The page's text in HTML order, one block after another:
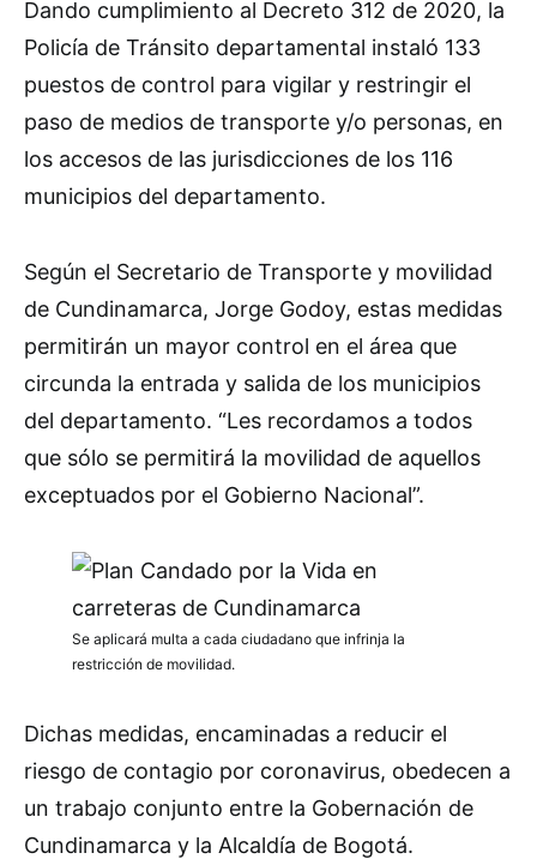
Dando cumplimiento al Decreto 312 de 2020, la
Policía de Tránsito departamental instaló 133
puestos de control para vigilar y restringir el
paso de medios de transporte y/o personas, en
los accesos de las jurisdicciones de los 116
municipios del departamento.
Según el Secretario de Transporte y movilidad
de Cundinamarca, Jorge Godoy, estas medidas
permitirán un mayor control en el área que
circunda la entrada y salida de los municipios
del departamento. “Les recordamos a todos
que sólo se permitirá la movilidad de aquellos
exceptuados por el Gobierno Nacional”.
Se aplicará multa a cada ciudadano que infrinja la
restricción de movilidad.
Dichas medidas, encaminadas a reducir el
riesgo de contagio por coronavirus, obedecen a
un trabajo conjunto entre la Gobernación de
Cundinamarca y la Alcaldía de Bogotá.